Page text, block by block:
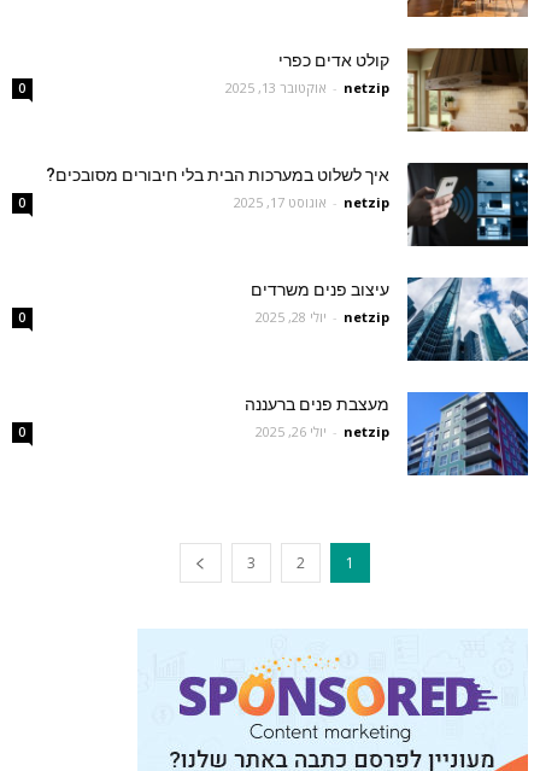
קולט אדים כפרי
netzip
- אוקטובר 13, 2025 0
איך לשלוט במערכות הבית בלי חיבורים מסובכים?
netzip
- אוגוסט 17, 2025 0
עיצוב פנים משרדים
netzip
- יולי 28, 2025 0
מעצבת פנים ברעננה
netzip
- יולי 26, 2025 0
1
2
3